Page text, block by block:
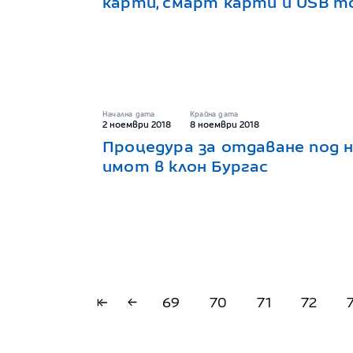
Начална дата
2 ноември 2018
Крайна дата
8 ноември 2018
Процедура за отдаване под
имот в клон Бургас
69 70 71 72